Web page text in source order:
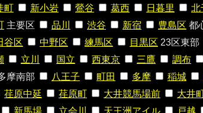
町 新小岩 鶯谷 葛西 日暮里 北
主要区 品川 渋谷 新宿 豊島区 都
谷区 中野区 練馬区 目黒区 23区東部
立川 国立 西東京 三鷹 調布
摩南部 八王子 町田 多摩 稲城
荏原中延 荏原町 大井競馬場前 大井
新馬場 立会川 天王洲アイル 戸越